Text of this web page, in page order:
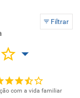
Filtrar
com a vida familiar